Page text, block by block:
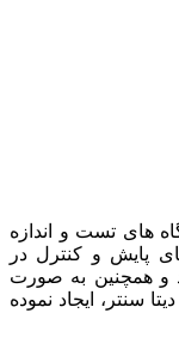
های تست و اندازه
پایش و کنترل در
و همچنین به صورت
سنتر، ایجاد نموده